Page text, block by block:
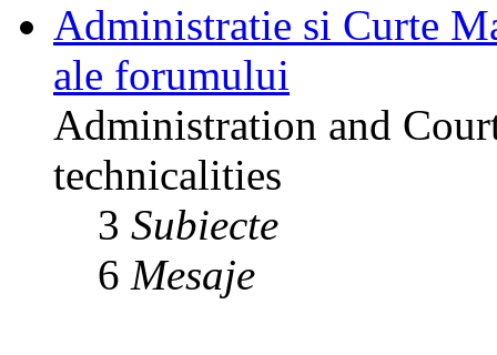
Administratie si Curte
ale forumului
Administration and
technicalities
3 Subiecte
6 Mesaje